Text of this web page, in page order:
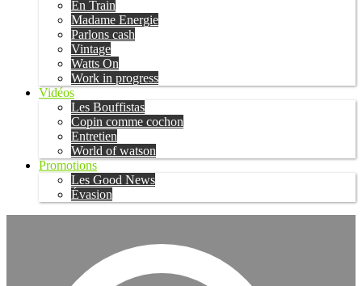
En Train
Madame Energie
Parlons cash
Vintage
Watts On
Work in progress
Vidéos
Les Bouffistas
Copin comme cochon
Entretien
World of watson
Promotions
Les Good News
Évasion